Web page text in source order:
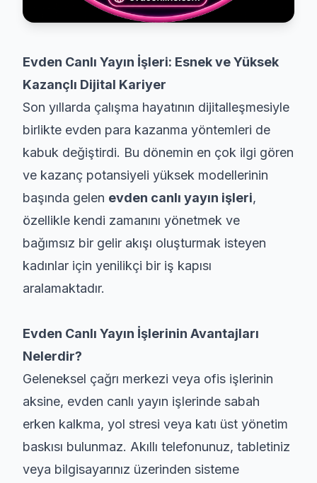
Evden Canlı Yayın İşleri: Esnek ve Yüksek
Kazançlı Dijital Kariyer
Son yıllarda çalışma hayatının dijitalleşmesiyle
birlikte evden para kazanma yöntemleri de
kabuk değiştirdi. Bu dönemin en çok ilgi gören
ve kazanç potansiyeli yüksek modellerinin
başında gelen evden canlı yayın işleri,
özellikle kendi zamanını yönetmek ve
bağımsız bir gelir akışı oluşturmak isteyen
kadınlar için yenilikçi bir iş kapısı
aralamaktadır.
Evden Canlı Yayın İşlerinin Avantajları
Nelerdir?
Geleneksel çağrı merkezi veya ofis işlerinin
aksine, evden canlı yayın işlerinde sabah
erken kalkma, yol stresi veya katı üst yönetim
baskısı bulunmaz. Akıllı telefonunuz, tabletiniz
veya bilgisayarınız üzerinden sisteme